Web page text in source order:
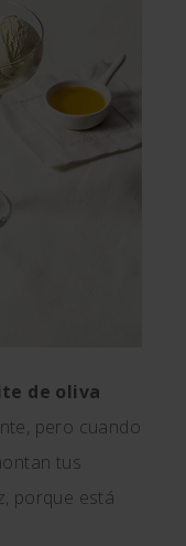
de oliva
pero cuando
tus
porque está